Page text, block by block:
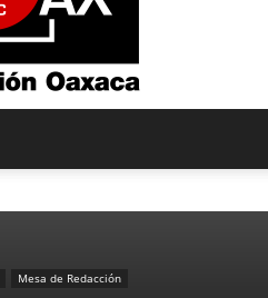
Mesa de Redacción